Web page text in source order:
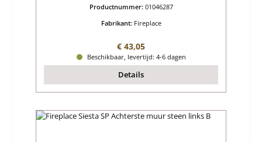
Productnummer: 01046287
Fabrikant: Fireplace
Normale prijs:
€ 43,05
Beschikbaar, levertijd: 4-6 dagen
Details